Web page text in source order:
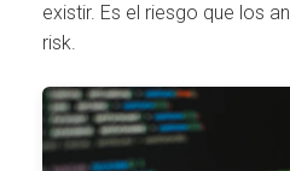
existir. Es el riesgo que los
risk.